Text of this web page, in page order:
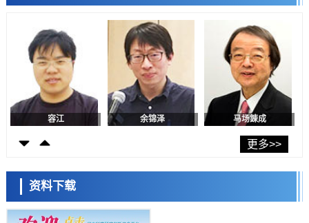
迥异之谜
神户大学确认口服癌症疫苗B440单药给药的安全性，在转移性尿路上皮
癌患者中开展临床试验
政策
日本发布《令和8年版科学技术与创新白皮书》，解读第七期基本计划
首年度政策方向
科学研究
东京大学发现可诱导细胞死亡的新型信使物质
科学研究
东京都健康长寿医疗中心跨器官揭示衰老过程中的糖链变化
产总研无需石油利用松脂制备石墨前驱体，可作为电池电极材料
科学研究
东京大学和海上保安厅等发现南海海槽沿线板块边界锁定状态存在区域
余锦泽
流员
更多>>
资料下载